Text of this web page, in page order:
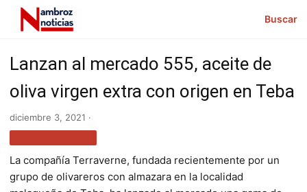
Buscar
Lanzan al mercado 555, aceite de
oliva virgen extra con origen en Teba
diciembre 3, 2021 ·
La compañía Terraverne, fundada recientemente por un
grupo de olivareros con almazara en la localidad